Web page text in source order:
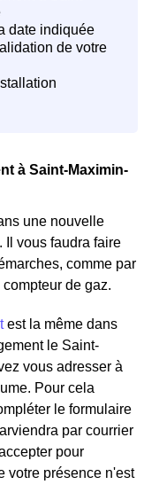
à Saint-Maximin-
une nouvelle
Il vous faudra faire
comme par
de gaz.
est la même dans
le Saint-
vous adresser à
Pour cela
le formulaire
par courrier
pour
votre présence n'est